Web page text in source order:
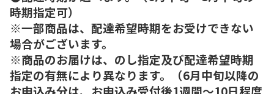
時期指定可）
※一部商品は、配達希望時期をお受けできない
場合がございます。
※商品のお届けは、のし指定及び配達希望時期
指定の有無により異なります。（6月中旬以降の
お申込み分は、お申込み受付後1週間～10日程度